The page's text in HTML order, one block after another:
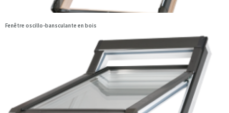
Fenêtre oscillo-bansculante en bois